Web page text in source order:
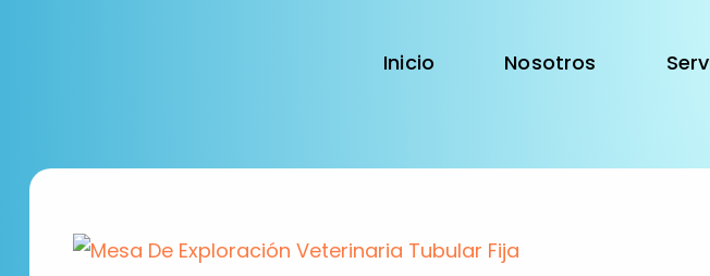
Inicio Nosotros